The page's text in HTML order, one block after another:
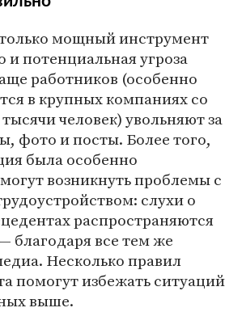
мощный инструмент
и потенциальная угроза
работников (особенно
в крупных компаниях со
человек) увольняют за
фото и посты. Более того,
была особенно
возникнуть проблемы с
слухи о
распространяются
благодаря все тем же
Несколько правил
помогут избежать ситуаций
выше.